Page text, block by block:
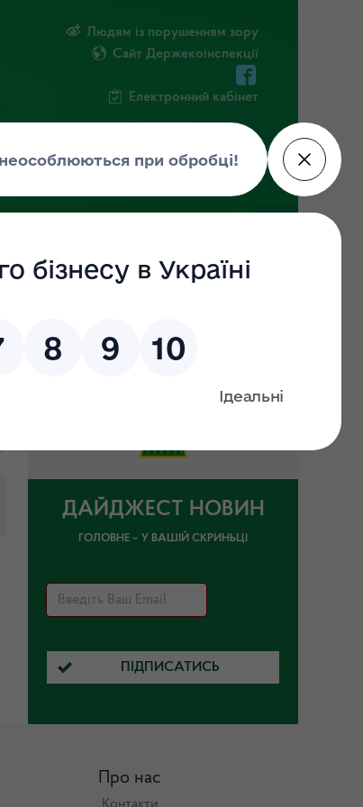
Людям із порушенням зору
Сайт Держекоінспекції
Електронний кабінет
ДАЙДЖЕСТ НОВИН
ГОЛОВНЕ – У ВАШІЙ СКРИНЬЦІ
ПІДПИСАТИСЬ
Про нас